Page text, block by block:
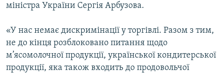
Усі сайти RFE/RL
міністра України Сергія Арбузова.
«У нас немає дискримінації у торгівлі. Разом з тим,
не до кінця розблоковано питання щодо
м’ясомолочної продукції, української кондитерської
продукції, яка також входить до продовольчої